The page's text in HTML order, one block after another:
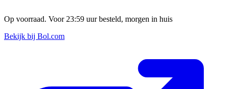
Op voorraad. Voor 23:59 uur besteld, morgen in huis
Bekijk bij Bol.com